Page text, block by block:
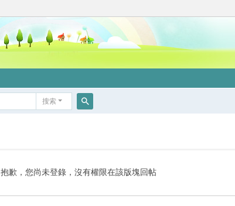
搜索
抱歉，您尚未登錄，沒有權限在該版塊回帖